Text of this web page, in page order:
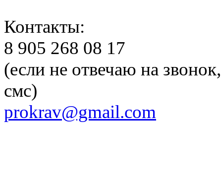
Контакты:
8 905 268 08 17
(если не отвечаю на
смс)
prokrav@gmail.com